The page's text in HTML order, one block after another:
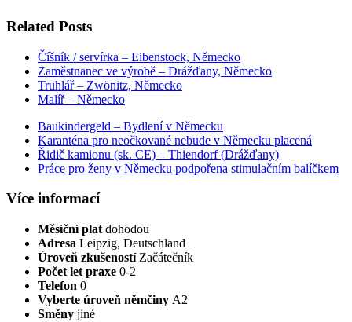
Related Posts
Číšník / servírka – Eibenstock, Německo
Zaměstnanec ve výrobě – Drážďany, Německo
Truhlář – Zwönitz, Německo
Malíř – Německo
Baukindergeld – Bydlení v Německu
Karanténa pro neočkované nebude v Německu placená
Řidič kamionu (sk. CE) – Thiendorf (Drážďany)
Práce pro ženy v Německu podpořena stimulačním balíčkem
Více informací
Měsíční plat dohodou
Adresa Leipzig, Deutschland
Úroveň zkušeností Začátečník
Počet let praxe 0-2
Telefon 0
Vyberte úroveň němčiny A2
Směny jiné